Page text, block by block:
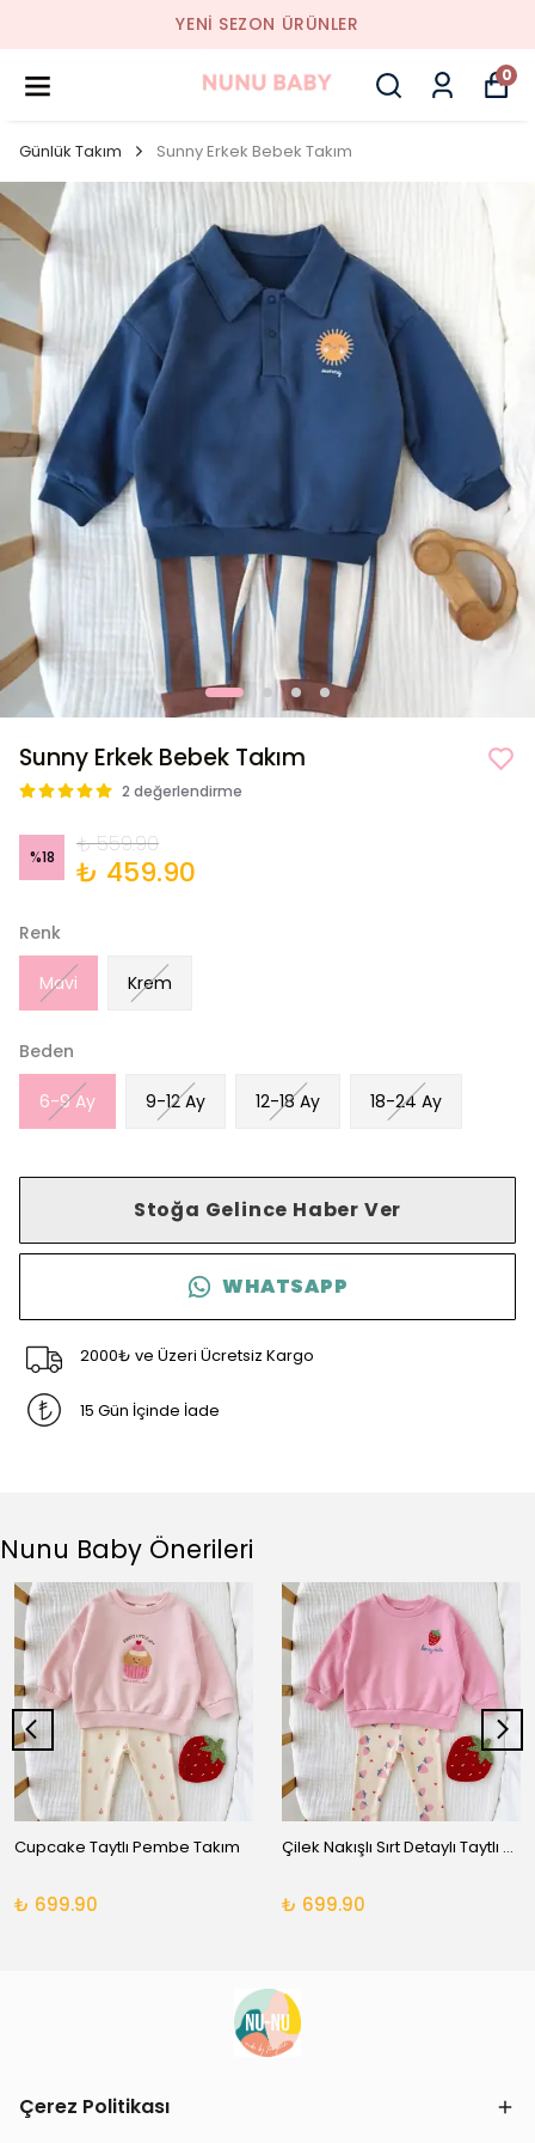
YENI SEZON ÜRÜNLER
0
Günlük Takım Sunny Erkek Bebek Takım
Sunny Erkek Bebek Takım
2 değerlendirme
%18 ₺ 559.90
₺ 459.90
Renk
Mavi Krem
Beden
6-9 Ay 9-12 Ay 12-18 Ay 18-24 Ay
Stoğa Gelince Haber Ver
WHATSAPP
2000₺ ve Üzeri Ücretsiz Kargo
15 Gün İçinde İade
Nunu Baby Önerileri
Cupcake Taytlı Pembe Takım
₺ 699.90
Çilek Nakışlı Sırt Detaylı Taytlı Takım
₺ 699.90
Çerez Politikası